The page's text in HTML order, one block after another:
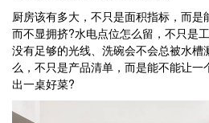
厨房该有多大，不只是面积指标，而
而不显拥挤?水电点位怎么留，不只是
没有足够的光线、洗碗会不会总被水
么，不只是产品清单，而是能不能让
出一桌好菜?